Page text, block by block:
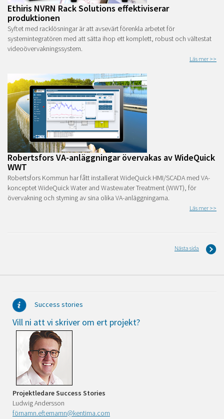
Ethiris NVRN Rack Solutions effektiviserar
produktionen
Syftet med racklösningar är att avsevärt förenkla arbetet för
systemintegratören med att sätta ihop ett komplett, robust och vältestat
videoövervakningssystem.
Läs mer >>
Robertsfors VA-anläggningar övervakas av WideQuick
WWT
Robertsfors Kommun har fått installerat WideQuick HMI/SCADA med VA-
konceptet WideQuick Water and Wastewater Treatment (WWT), för
övervakning och styrning av sina olika VA-anläggningarna.
Läs mer >>
Nästa sida
Success stories
Vill ni att vi skriver om ert projekt?
Projektledare Success Stories
Ludwig Andersson
förnamn.efternamn@kentima.com